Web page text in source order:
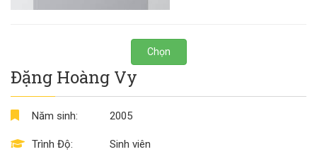
Chọn
Đặng Hoàng Vy
Năm sinh:
Trình Độ:
2005
Sinh viên